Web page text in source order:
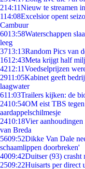
214:11Nieuw te streamen
114:08Excelsior opent
Cambuur
6013:58Waterschappen
leeg
3713:13Random Pics van
1612:43Meta krijgt half
4212:11Voedselprijzen
2911:05Kabinet geeft
laagwater
611:03Trailers kijken: de
2410:54OM eist TBS
aardappelschilmesje
2410:18Vier aanhoudingen
van Breda
5609:52Dikke Van Dale
schaamlippen doorbreken'
4009:42Duitser (93) crasht
2509:22Huisarts per direct